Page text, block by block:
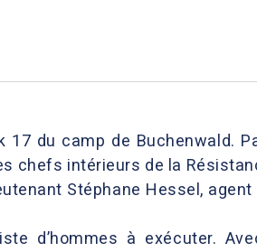
du camp de Buchenwald.
chefs intérieurs de la
Stéphane Hessel, agent
d’hommes à exécuter.